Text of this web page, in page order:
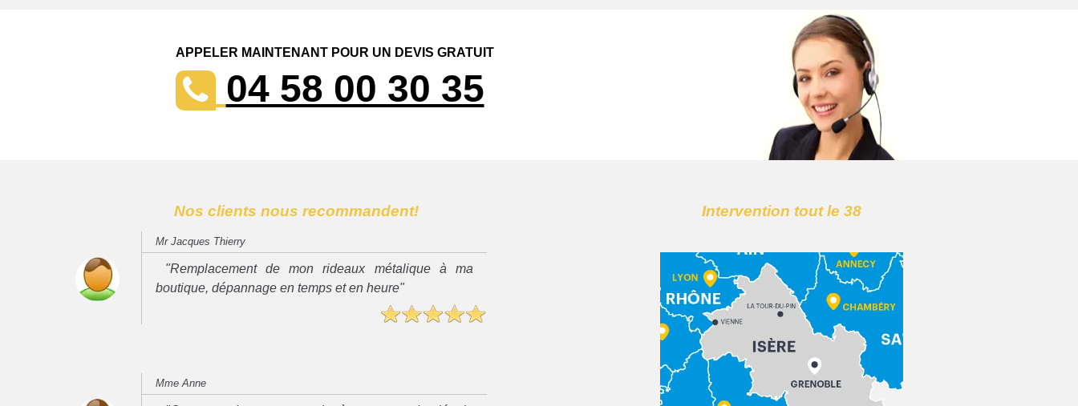
APPELER MAINTENANT POUR UN DEVIS GRATUIT
04 58 00 30 35
Nos clients nous recommandent!
Mr Jacques Thierry
"Remplacement de mon rideaux métalique à ma
boutique, dépannage en temps et en heure"
Mme Anne
Intervention tout le 38